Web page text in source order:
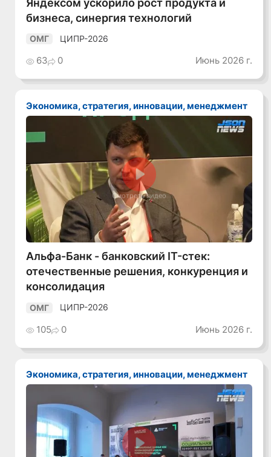
бизнеса, синергия технологий
ОМГ ЦИПР-2026
63 0 Июнь 2026 г.
Экономика, стратегия, инновации, менеджмент
Смотреть видео
Альфа-Банк - банковский IT-стек:
отечественные решения, конкуренция и
консолидация
ОМГ ЦИПР-2026
105 0 Июнь 2026 г.
Экономика, стратегия, инновации, менеджмент